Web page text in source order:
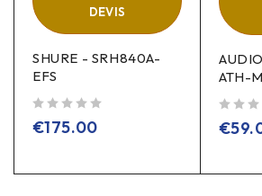
DEVIS
SHURE - SRH840A-
EFS
€175.00
ATH-
€